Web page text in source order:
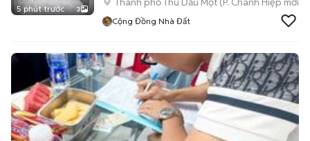
5 phút trước 3
Cộng Đồng Nhà Đất